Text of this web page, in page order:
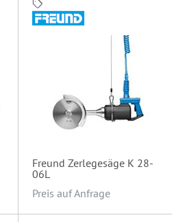
Freund Zerlegesäge K 28-
06L
Preis auf Anfrage